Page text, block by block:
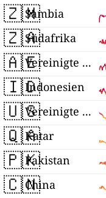
🇿🇲Sambia
🇿🇦Südafrika
🇦🇪 Vereinigte Arabische Emirate
🇮🇩Indonesien
🇺🇸 Vereinigte Staaten
🇶🇦Katar
🇵🇰Pakistan
🇨🇳China